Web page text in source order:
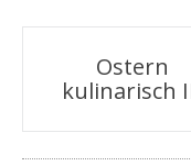
Ostern
kulinarisch